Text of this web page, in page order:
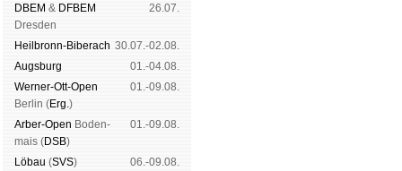
DBEM & DFBEM
Dres­den
26.07.
Heil­bronn-Bi­ber­ach 30.07.-02.08.
Augs­burg
01.-04.08.
Werner-Ott-Open
Ber­lin (Erg.)
01.-09.08.
Arber-Open Boden­
mais (DSB)
01.-09.08.
Lö­bau (SVS)
06.-09.08.